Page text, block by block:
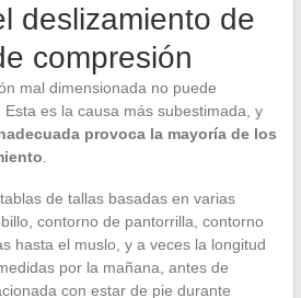
deslizamiento de
compresión
mal dimensionada no puede
es la causa más subestimada, y
provoca la mayoría de los
de tallas basadas en varias
contorno de pantorrilla, contorno
hasta el muslo, y a veces la longitud
por la mañana, antes de
con estar de pie durante